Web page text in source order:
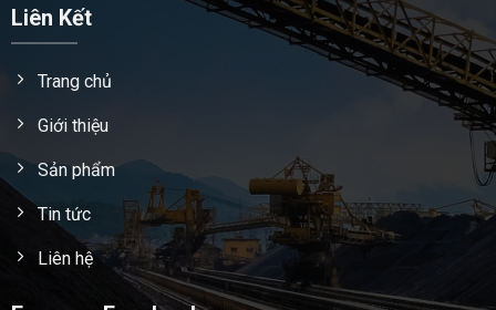
Liên Kết
Trang chủ
Giới thiệu
Sản phẩm
Tin tức
Liên hệ